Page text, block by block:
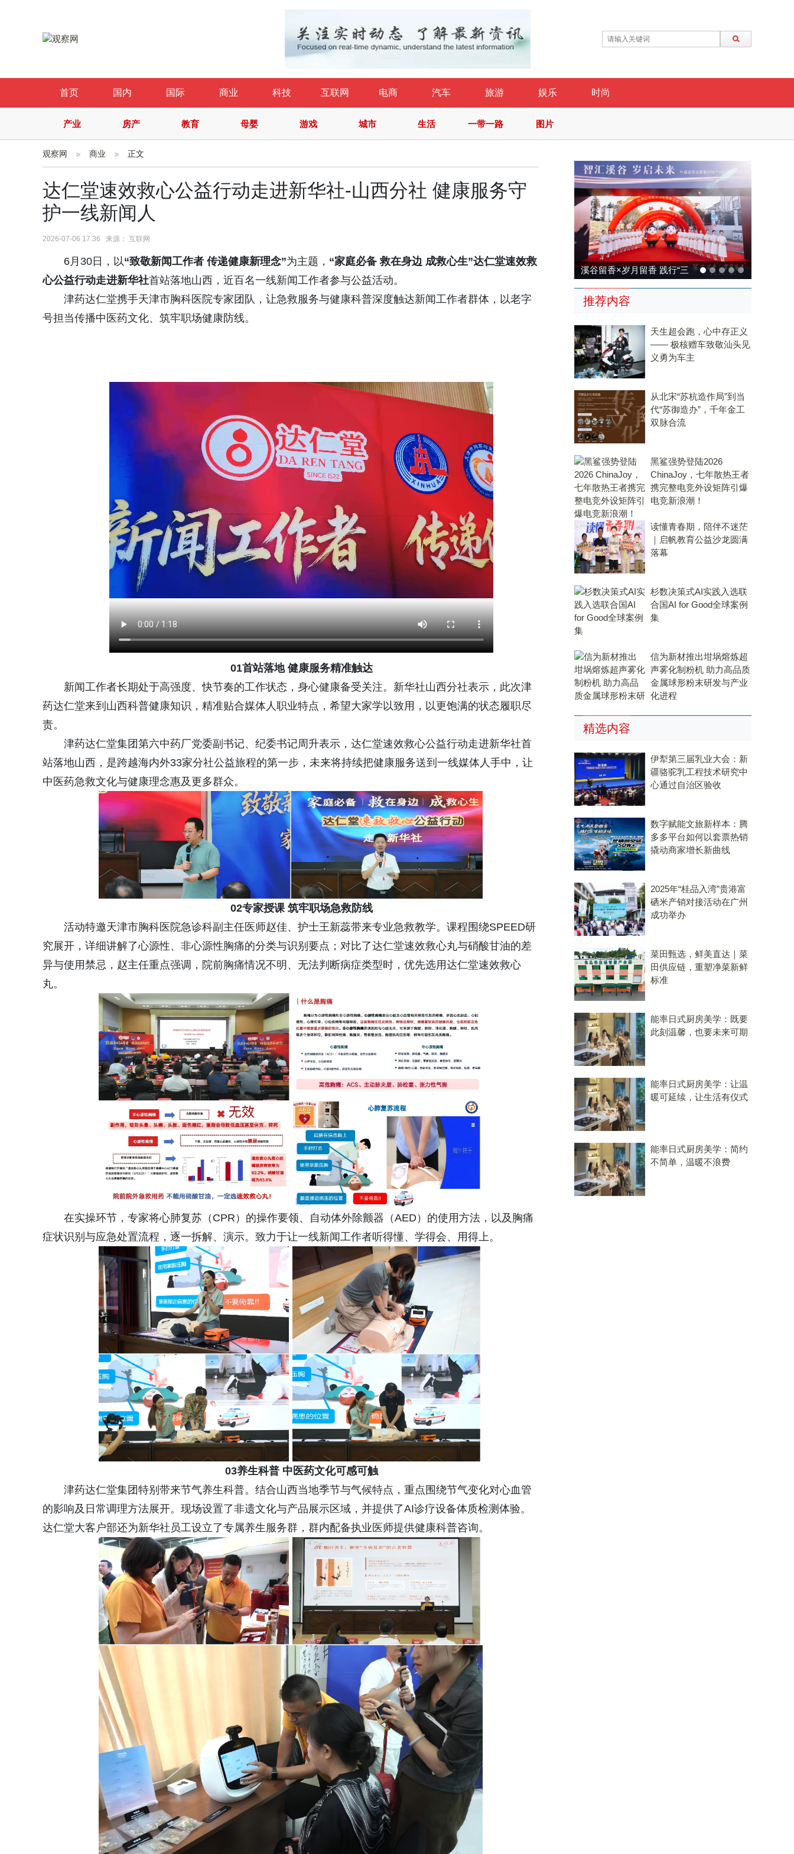
首页 国内 国际 商业 科技 互联网 电商 汽车 旅游 娱乐 时尚
产业 房产 教育 母婴 游戏 城市 生活 一带一路 图片
观察网 商业 正文
达仁堂速效救心公益行动走进新华社-山西分社 健康服务守
护一线新闻人
2026-07-06 17:36 来源： 互联网
6月30日，以“致敬新闻工作者 传递健康新理念”为主题， “家庭必备救在身边 成救心生”达仁堂速效救
心公益行动走进新华社首站落地山西，近百名一线新闻工作者参与公益活动。
津药达仁堂携手天津市胸科医院专家团队，让急救服务与健康科普深度触达新闻工作者群体，以老字
号担当传播中医药文化、筑牢职场健康防线。
01首站落地 健康服务精准触达
新闻工作者长期处于高强度、快节奏的工作状态，身心健康备受关注。新华社山西分社表示，此次津
药达仁堂来到山西科普健康知识，精准贴合媒体人职业特点，希望大家学以致用，以更饱满的状态履职尽
责。
津药达仁堂集团第六中药厂党委副书记、纪委书记周升表示，达仁堂速效救心公益行动走进新华社首
站落地山西，是跨越海内外33家分社公益旅程的第一步，未来将持续把健康服务送到一线媒体人手中，让
中医药急救文化与健康理念惠及更多群众。
02专家授课 筑牢职场急救防线
活动特邀天津市胸科医院急诊科副主任医师赵佳、护士王新蕊带来专业急救教学。课程围绕SPEED研
究展开，详细讲解了心源性、非心源性胸痛的分类与识别要点；对比了达仁堂速效救心丸与硝酸甘油的差
异与使用禁忌，赵主任重点强调，院前胸痛情况不明、无法判断病症类型时，优先选用达仁堂速效救心
丸。
在实操环节，专家将心肺复苏（CPR）的操作要领、自动体外除颤器（AED）的使用方法，以及胸痛
症状识别与应急处置流程，逐一拆解、演示。致力于让一线新闻工作者听得懂、学得会、用得上。
03养生科普 中医药文化可感可触
津药达仁堂集团特别带来节气养生科普。结合山西当地季节与气候特点，重点围绕节气变化对心血管
的影响及日常调理方法展开。现场设置了非遗文化与产品展示区域，并提供了AI诊疗设备体质检测体验。
达仁堂大客户部还为新华社员工设立了专属养生服务群，群内配备执业医师提供健康科普咨询。
溪谷留香×岁月留香 践行“三
茶统筹”，传承传统，科技兴
推荐内容
天生超会跑，心中存正义
—— 极核赠车致敬汕头见
义勇为车主
从北宋“苏杭造作局”到当
代“苏御造办”，千年金工
双脉合流
黑鲨强势登陆2026
ChinaJoy，七年散热王者
携完整电竞外设矩阵引爆
电竞新浪潮！
读懂青春期，陪伴不迷茫
｜启帆教育公益沙龙圆满
落幕
杉数决策式AI实践入选联
合国AI for Good全球案例
集
信为新材推出坩埚熔炼超
声雾化制粉机 助力高品质
金属球形粉末研发与产业
化进程
精选内容
伊犁第三届乳业大会：新
疆骆驼乳工程技术研究中
心通过自治区验收
数字赋能文旅新样本：腾
多多平台如何以套票热销
撬动商家增长新曲线
2025年“桂品入湾”贵港富
硒米产销对接活动在广州
成功举办
菜田甄选，鲜美直达｜菜
田供应链，重塑净菜新鲜
标准
能率日式厨房美学：既要
此刻温馨，也要未来可期
能率日式厨房美学：让温
暖可延续，让生活有仪式
能率日式厨房美学：简约
不简单，温暖不浪费